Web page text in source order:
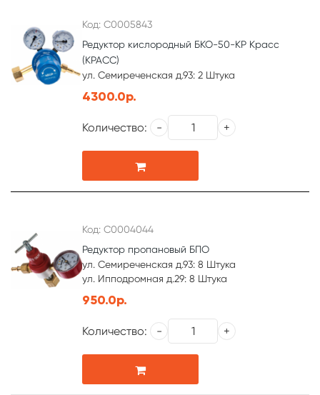
Код: С0005843
Редуктор кислородный БКО-50-КР Красс
(КРАСС)
ул. Семиреченская д.93: 2 Штука
4300.0р.
Количество:
Код: С0004044
Редуктор пропановый БПО
ул. Семиреченская д.93: 8 Штука
ул. Ипподромная д.29: 8 Штука
950.0р.
Количество: